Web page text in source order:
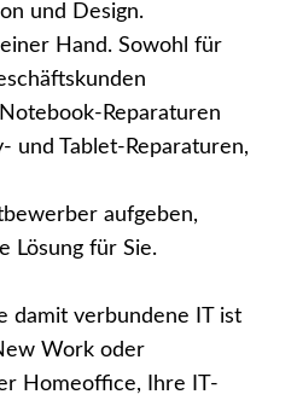
und Design.
Hand. Sowohl für
Reparaturen
und Tablet-Reparaturen,
aufgeben,
Lösung für Sie.
damit verbundene IT ist
Work oder
Homeoffice, Ihre IT-